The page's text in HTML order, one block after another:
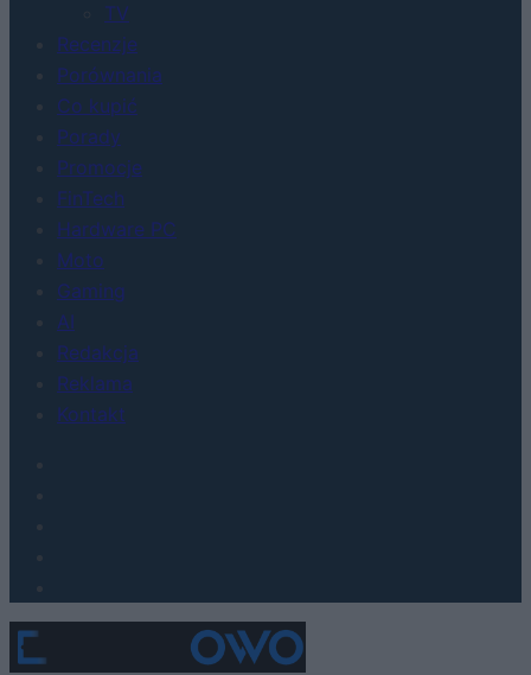
TV
Recenzje
Porównania
Co kupić
Porady
Promocje
FinTech
Hardware PC
Moto
Gaming
AI
Redakcja
Reklama
Kontakt